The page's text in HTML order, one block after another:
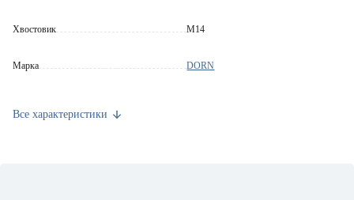
Хвостовик M14
Марка DORN
Все характеристики